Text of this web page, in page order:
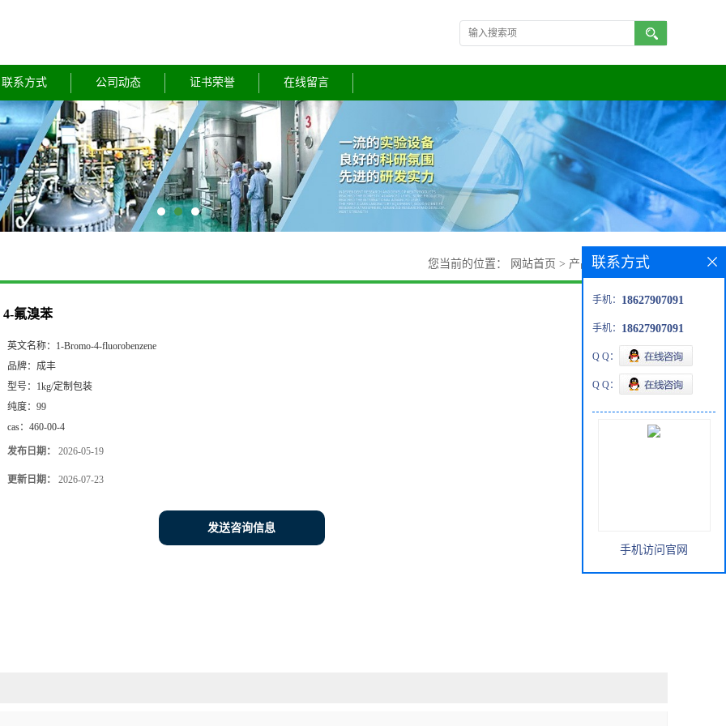
联系方式 公司动态 证书荣誉 在线留言
您当前的位置： 网站首页 > 产品展厅>4-氟溴苯
4-氟溴苯
英文名称： 1-Bromo-4-fluorobenzene
品牌： 成丰
型号： 1kg/定制包装
纯度： 99
cas： 460-00-4
发布日期： 2026-05-19
更新日期： 2026-07-23
发送咨询信息
联系方式
手机： 18627907091
手机： 18627907091
Q Q：
Q Q：
手机访问官网